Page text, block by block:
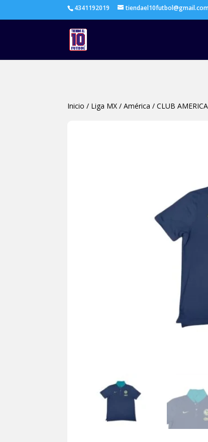
4341192019 tiendael10futbol@gmail.com
Inicio / Liga MX /América /CLUB